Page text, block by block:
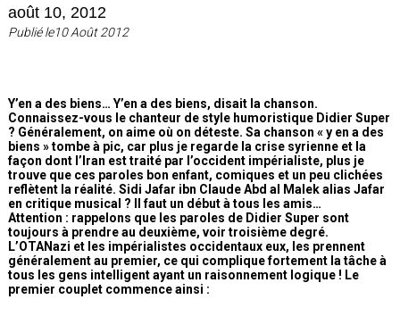
août 10, 2012
Publié le10 Août 2012
Y’en a des biens… Y’en a des biens, disait la chanson.
Connaissez-vous le chanteur de style humoristique Didier Super
? Généralement, on aime où on déteste. Sa chanson « y en a des
biens » tombe à pic, car plus je regarde la crise syrienne et la
façon dont l’Iran est traité par l’occident impérialiste, plus je
trouve que ces paroles bon enfant, comiques et un peu clichées
reflètent la réalité. Sidi Jafar ibn Claude Abd al Malek alias Jafar
en critique musical ? Il faut un début à tous les amis…
Attention : rappelons que les paroles de Didier Super sont
toujours à prendre au deuxième, voir troisième degré.
L’OTANazi et les impérialistes occidentaux eux, les prennent
généralement au premier, ce qui complique fortement la tâche à
tous les gens intelligent ayant un raisonnement logique ! Le
premier couplet commence ainsi :